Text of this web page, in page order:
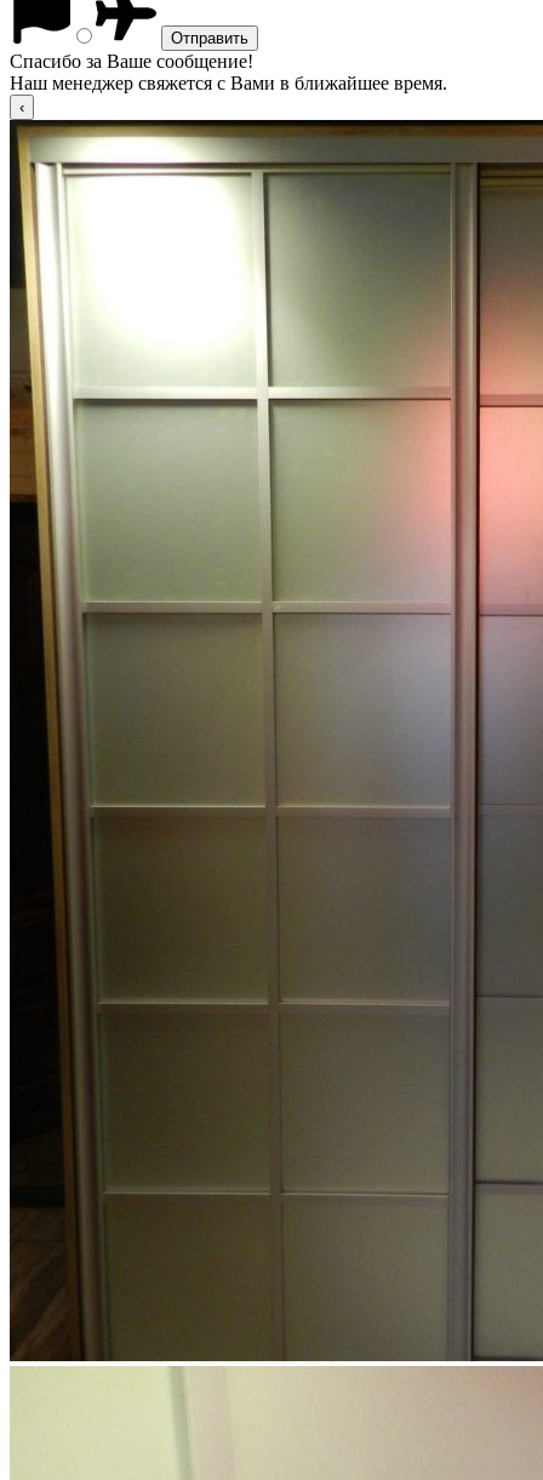
Спасибо за Ваше сообщение!
Наш менеджер свяжется с Вами в ближайшее время.